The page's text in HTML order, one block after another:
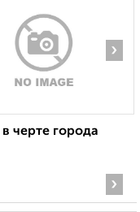
›
черте города
›